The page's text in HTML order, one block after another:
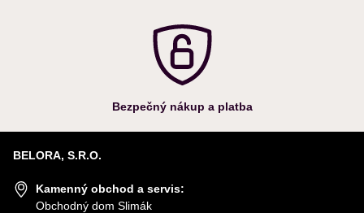
Bezpečný nákup a platba
BELORA, S.R.O.
Kamenný obchod a servis:
Obchodný dom Slimák